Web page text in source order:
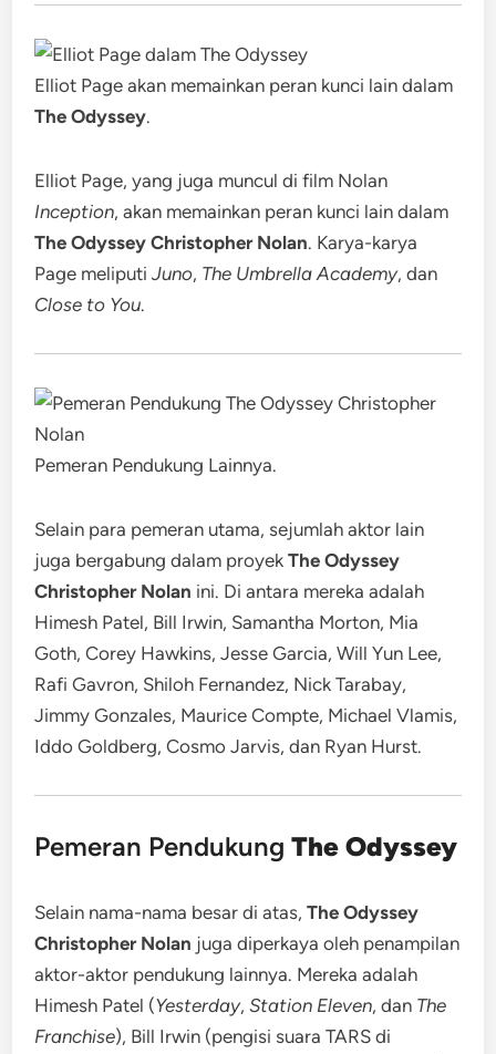
Elliot Page akan memainkan peran kunci lain dalam
The Odyssey.
Elliot Page, yang juga muncul di film Nolan
Inception, akan memainkan peran kunci lain dalam
The Odyssey Christopher Nolan. Karya-karya
Page meliputiJuno, The Umbrella Academy, dan
Close to You.
Pemeran Pendukung Lainnya.
Selain para pemeran utama, sejumlah aktor lain
juga bergabung dalam proyekThe Odyssey
Christopher Nolan ini. Di antara mereka adalah
Himesh Patel, Bill Irwin, Samantha Morton, Mia
Goth, Corey Hawkins, Jesse Garcia, Will Yun Lee,
Rafi Gavron, Shiloh Fernandez, Nick Tarabay,
Jimmy Gonzales, Maurice Compte, Michael Vlamis,
Iddo Goldberg, Cosmo Jarvis, dan Ryan Hurst.
Pemeran PendukungThe Odyssey
Selain nama-nama besar di atas,The Odyssey
Christopher Nolan juga diperkaya oleh penampilan
aktor-aktor pendukung lainnya. Mereka adalah
Himesh Patel (Yesterday,Station Eleven, dan The
Franchise), Bill Irwin (pengisi suara TARS di